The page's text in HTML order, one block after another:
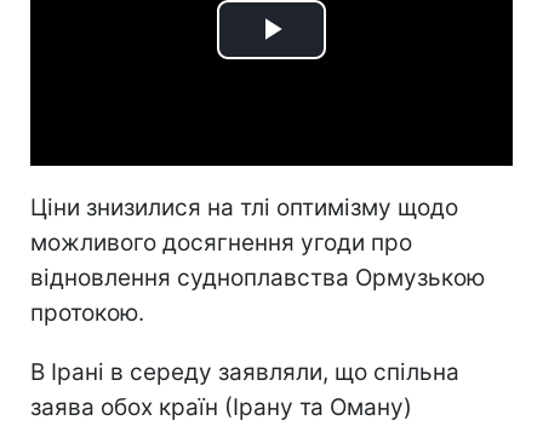
Play
Ціни знизилися на тлі оптимізму щодо
можливого досягнення угоди про
відновлення судноплавства Ормузькою
протокою.
В Ірані в середу заявляли, що спільна
заява обох країн (Ірану та Оману)